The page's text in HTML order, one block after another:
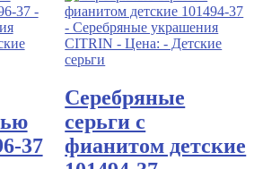
37
Серебряные
серьги с
фианитом детские